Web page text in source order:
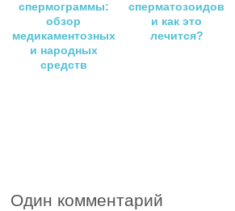
спермограммы:
обзор
медикаментозных
и народных
средств
сперматозоидов
и как это
лечится?
Один комментарий